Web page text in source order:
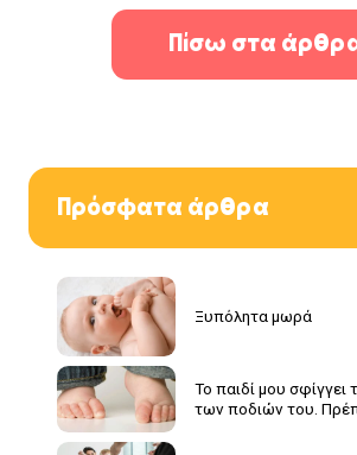
Πίσω στα
Πρόσφατα άρθρα
Ξυπόλητα μωρά
Το παιδί μου σφίγγει
των ποδιών του.